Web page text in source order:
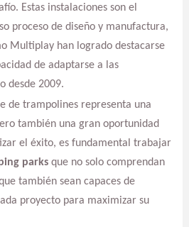
Estas instalaciones son el
proceso de diseño y manufactura,
Multiplay han logrado destacarse
de adaptarse a las
desde 2009.
de trampolines representa una
también una gran oportunidad
el éxito, es fundamental trabajar
parksque no solo comprendan
también sean capaces de
proyecto para maximizar su